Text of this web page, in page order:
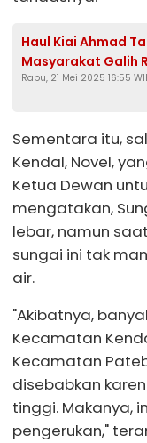
Haul Kiai Ahmad
Masyarakat Galih
Perbanyak
Rabu, 21 Mei 2025 16:55
Sementara itu,
Kendal, Novel,
Ketua Dewan
mengatakan,
lebar, namun
sungai ini tak
air.
"Akibatnya,
Kecamatan
Kecamatan
disebabkan
tinggi. Makanya,
pengerukan,"